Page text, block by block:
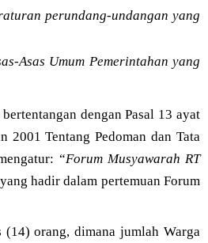
perundang-undangan yang
Asas Umum Pemerintahan yang
dengan Pasal 13 ayat
2001 Tentang Pedoman dan Tata
“Forum Musyawarah RT
hadir dalam pertemuan Forum
(14) orang, dimana jumlah Warga